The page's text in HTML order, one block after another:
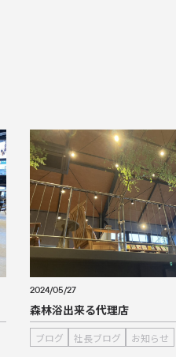
2024/05/27
森林浴出来る代理店
ブログ 社長ブログ お知らせ